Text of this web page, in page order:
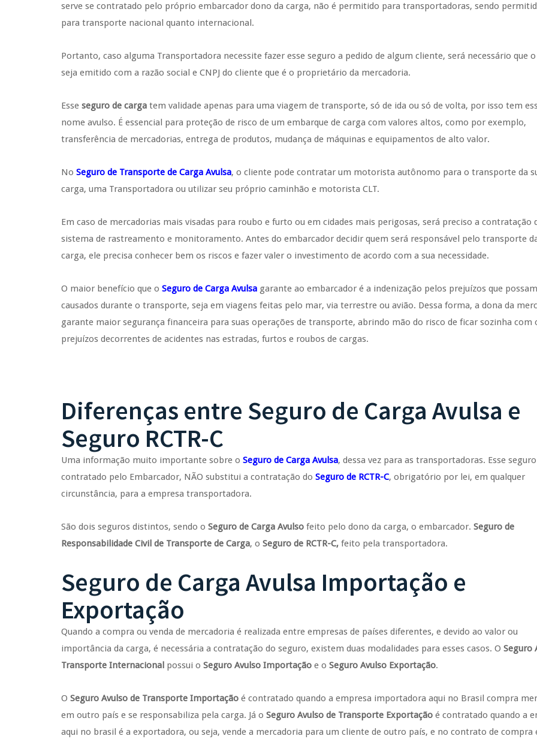
serve se contratado pelo próprio embarcador dono da carga, não é permitido para transportadoras, sendo
para transporte nacional quanto internacional.
Portanto, caso alguma Transportadora necessite fazer esse seguro a pedido de algum cliente, será necessário que
seja emitido com a razão social e CNPJ do cliente que é o proprietário da mercadoria.
Esse seguro de carga tem validade apenas para uma viagem de transporte, só de ida ou só de volta, por isso tem
nome avulso. É essencial para proteção de risco de um embarque de carga com valores altos, como por exemplo,
transferência de mercadorias, entrega de produtos, mudança de máquinas e equipamentos de alto valor.
No Seguro de Transporte de Carga Avulsa, o cliente pode contratar um motorista autônomo para o transporte da
carga, uma Transportadora ou utilizar seu próprio caminhão e motorista CLT.
Em caso de mercadorias mais visadas para roubo e furto ou em cidades mais perigosas, será preciso a contratação
sistema de rastreamento e monitoramento. Antes do embarcador decidir quem será responsável pelo transporte
carga, ele precisa conhecer bem os riscos e fazer valer o investimento de acordo com a sua necessidade.
O maior benefício que o Seguro de Carga Avulsa garante ao embarcador é a indenização pelos prejuízos que
causados durante o transporte, seja em viagens feitas pelo mar, via terrestre ou avião. Dessa forma, a dona da
garante maior segurança financeira para suas operações de transporte, abrindo mão do risco de ficar sozinha com
prejuízos decorrentes de acidentes nas estradas, furtos e roubos de cargas.
Diferenças entre Seguro de Carga Avulsa e
Seguro RCTR-C
Uma informação muito importante sobre o Seguro de Carga Avulsa, dessa vez para as transportadoras. Esse
contratado pelo Embarcador, NÃO substitui a contratação do Seguro de RCTR-C, obrigatório por lei, em qualquer
circunstância, para a empresa transportadora.
São dois seguros distintos, sendo o Seguro de Carga Avulso feito pelo dono da carga, o embarcador. Seguro de
Responsabilidade Civil de Transporte de Carga, o Seguro de RCTR-C, feito pela transportadora.
Seguro de Carga Avulsa Importação e
Exportação
Quando a compra ou venda de mercadoria é realizada entre empresas de países diferentes, e devido ao valor ou
importância da carga, é necessária a contratação do seguro, existem duas modalidades para esses casos. O Seguro
Transporte Internacional possui o Seguro Avulso Importação e o Seguro Avulso Exportação.
O Seguro Avulso de Transporte Importação é contratado quando a empresa importadora aqui no Brasil compra
em outro país e se responsabiliza pela carga. Já o Seguro Avulso de Transporte Exportação é contratado quando a
aqui no brasil é a exportadora, ou seja, vende a mercadoria para um cliente de outro país, e no contrato de compra